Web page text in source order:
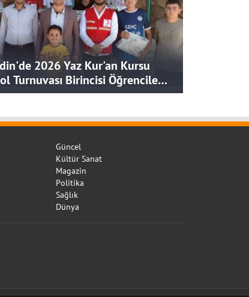
2026 Yaz Kur'an Kursu
Turnuvası Birincisi Öğrencilere
Güncel
Kültür Sanat
Magazin
Politika
Sağlık
Dünya